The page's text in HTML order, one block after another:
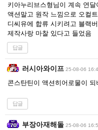
키아누리브스형님이 계속 연달
액션말고 원작 느낌으로 오컬
디씨유에 합류 시키려고 블랙
제작사랑 마찰 있다고 들었음
답글
러시아와이프 25-08-06
콘스탄틴이 액션히어로물이
답글
부장아재해돌 25-08-06